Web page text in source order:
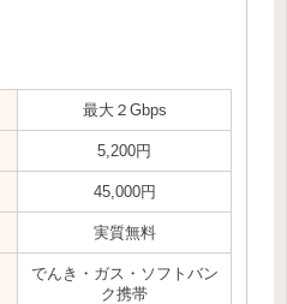
最大２Gbps
5,200円
45,000円
実質無料
でんき・ガス・ソフトバン
ク携帯